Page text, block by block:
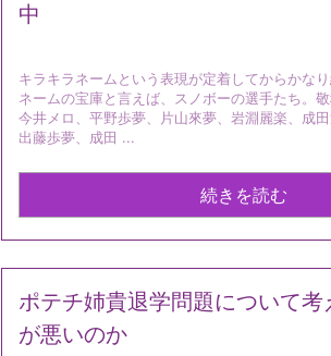
中
キラキラネームという表現が定着してからかな
ネームの宝庫と言えば、スノボーの選手たち。敬
今井メロ、平野歩夢、片山來夢、岩淵麗楽、成
出藤歩夢、成田 ...
続きを読む
ポテチ姉貴退学問題について
が悪いのか